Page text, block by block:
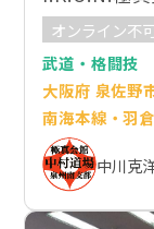
オンライン不
武道・格闘技
大阪府 泉佐野
南海本線・羽
中川克